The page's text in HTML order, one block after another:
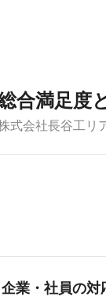
合満足度
式会社長谷工リ
企業・社員の対